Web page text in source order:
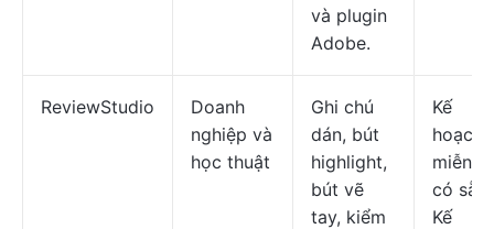
và plugin
Adobe.
ReviewStudio
Doanh
nghiệp và
học thuật
Ghi chú
dán, bút
highlight,
bút vẽ
tay, kiểm
Kế
hoạch
miễn
có sẵn;
Kế